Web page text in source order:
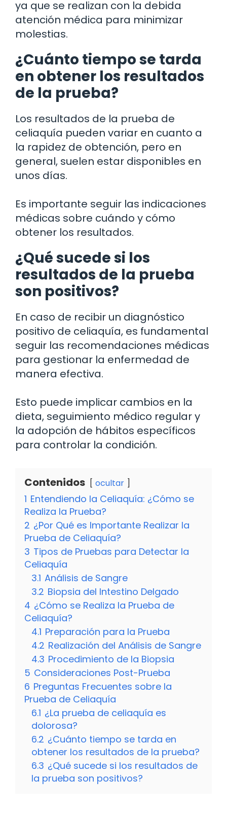
ya que se realizan con la debida
atención médica para minimizar
molestias.
¿Cuánto tiempo se tarda
en obtener los resultados
de la prueba?
Los resultados de la prueba de
celiaquía pueden variar en cuanto a
la rapidez de obtención, pero en
general, suelen estar disponibles en
unos días.
Es importante seguir las indicaciones
médicas sobre cuándo y cómo
obtener los resultados.
¿Qué sucede si los
resultados de la prueba
son positivos?
En caso de recibir un diagnóstico
positivo de celiaquía, es fundamental
seguir las recomendaciones médicas
para gestionar la enfermedad de
manera efectiva.
Esto puede implicar cambios en la
dieta, seguimiento médico regular y
la adopción de hábitos específicos
para controlar la condición.
Contenidos ocultar
1 Entendiendo la Celiaquía: ¿Cómo se
Realiza la Prueba?
2 ¿Por Qué es Importante Realizar la
Prueba de Celiaquía?
3 Tipos de Pruebas para Detectar la
Celiaquía
3.1 Análisis de Sangre
3.2 Biopsia del Intestino Delgado
4 ¿Cómo se Realiza la Prueba de
Celiaquía?
4.1 Preparación para la Prueba
4.2 Realización del Análisis de Sangre
4.3 Procedimiento de la Biopsia
5 Consideraciones Post-Prueba
6 Preguntas Frecuentes sobre la
Prueba de Celiaquía
6.1 ¿La prueba de celiaquía es
dolorosa?
6.2 ¿Cuánto tiempo se tarda en
obtener los resultados de la prueba?
6.3 ¿Qué sucede si los resultados de
la prueba son positivos?